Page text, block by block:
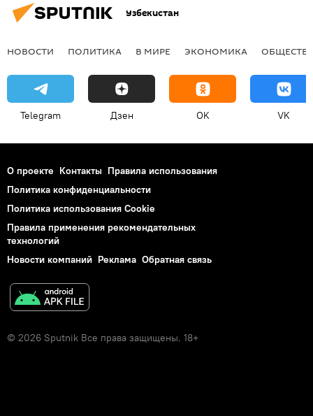
Узбекистан
НОВОСТИ ПОЛИТИКА В МИРЕ ЭКОНОМИКА
Telegram Дзен OK VK
О проекте Контакты Правила использования
Политика конфиденциальности
Политика использования Cookie
Правила применения рекомендательных
технологий
Новости компаний Реклама Обратная связь
© 2026 Sputnik Все права защищены. 18+